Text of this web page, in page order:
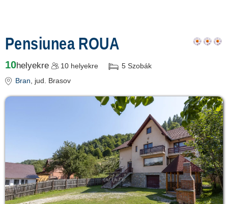
Pensiunea ROUA
10helyekre 10 helyekre 5 Szobák
Bran, jud. Brasov